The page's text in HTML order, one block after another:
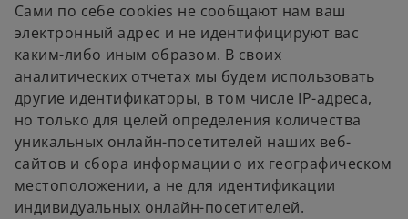
Сами по себе cookies не сообщают нам ваш
электронный адрес и не идентифицируют вас
каким-либо иным образом. В своих
аналитических отчетах мы будем использовать
другие идентификаторы, в том числе IP-адреса,
но только для целей определения количества
уникальных онлайн-посетителей наших веб-
сайтов и сбора информации о их географическом
местоположении, а не для идентификации
индивидуальных онлайн-посетителей.